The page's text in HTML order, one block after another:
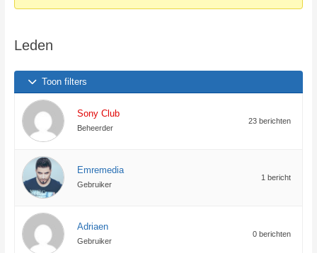
Leden
Toon filters
Sony Club
Beheerder
23 berichten
Emremedia
Gebruiker
1 bericht
Adriaen
Gebruiker
0 berichten